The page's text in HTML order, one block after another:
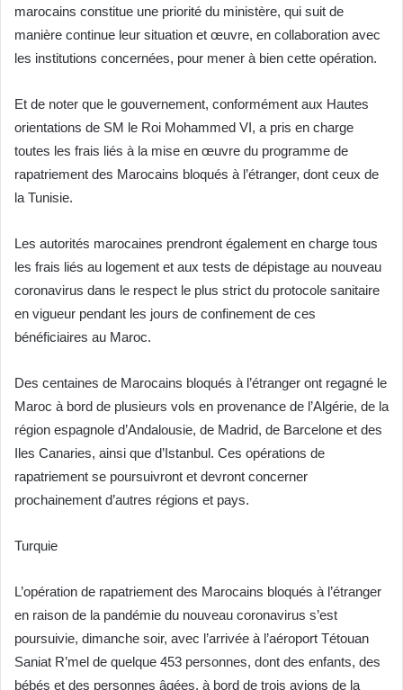
marocains constitue une priorité du ministère, qui suit de
manière continue leur situation et œuvre, en collaboration avec
les institutions concernées, pour mener à bien cette opération.
Et de noter que le gouvernement, conformément aux Hautes
orientations de SM le Roi Mohammed VI, a pris en charge
toutes les frais liés à la mise en œuvre du programme de
rapatriement des Marocains bloqués à l’étranger, dont ceux de
la Tunisie.
Les autorités marocaines prendront également en charge tous
les frais liés au logement et aux tests de dépistage au nouveau
coronavirus dans le respect le plus strict du protocole sanitaire
en vigueur pendant les jours de confinement de ces
bénéficiaires au Maroc.
Des centaines de Marocains bloqués à l’étranger ont regagné le
Maroc à bord de plusieurs vols en provenance de l’Algérie, de la
région espagnole d’Andalousie, de Madrid, de Barcelone et des
Iles Canaries, ainsi que d’Istanbul. Ces opérations de
rapatriement se poursuivront et devront concerner
prochainement d’autres régions et pays.
Turquie
L’opération de rapatriement des Marocains bloqués à l’étranger
en raison de la pandémie du nouveau coronavirus s’est
poursuivie, dimanche soir, avec l’arrivée à l’aéroport Tétouan
Saniat R’mel de quelque 453 personnes, dont des enfants, des
bébés et des personnes âgées, à bord de trois avions de la